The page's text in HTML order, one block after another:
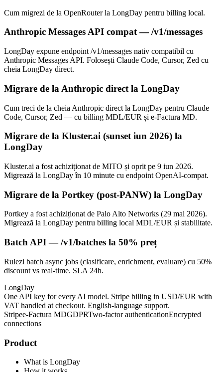
Cum migrezi de la OpenRouter la LongDay pentru billing local.
Anthropic Messages API compat — /v1/messages
LongDay expune endpoint /v1/messages nativ compatibil cu
Anthropic Messages API. Folosești Claude Code, Cursor, Zed cu
cheia LongDay direct.
Migrare de la Anthropic direct la LongDay
Cum treci de la cheia Anthropic direct la LongDay pentru Claude
Code, Cursor, Zed — cu billing MDL/EUR și e-Factura MD.
Migrare de la Kluster.ai (sunset iun 2026) la
LongDay
Kluster.ai a fost achiziționat de MITO și oprit pe 9 iun 2026.
Migrează la LongDay în 10 minute cu endpoint OpenAI-compat.
Migrare de la Portkey (post-PANW) la LongDay
Portkey a fost achiziționat de Palo Alto Networks (29 mai 2026).
Migrează la LongDay pentru billing local MDL/EUR și stabilitate.
Batch API — /v1/batches la 50% preț
Rulezi batch async jobs (clasificare, enrichment, evaluare) cu 50%
discount vs real-time. SLA 24h.
LongDay
One API key for every AI model. Stripe billing in USD/EUR with
VAT handled at checkout. English-language support.
Stripee-Factura MDGDPRTwo-factor authenticationEncrypted
connections
Product
What is LongDay